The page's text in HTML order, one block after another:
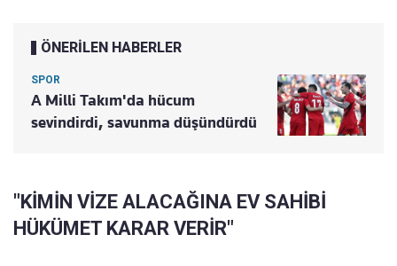
ÖNERİLEN HABERLER
SPOR
A Milli Takım'da hücum
sevindirdi, savunma düşündürdü
"KİMİN VİZE ALACAĞINA EV SAHİBİ
HÜKÜMET KARAR VERİR"